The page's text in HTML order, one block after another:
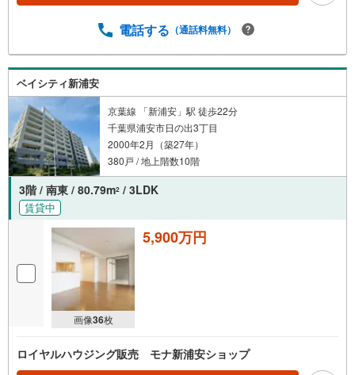
電話する （通話料無料）
ベイシティ新浦安
京葉線 「新浦安」駅 徒歩22分
千葉県浦安市日の出3丁目
2000年2月（築27年）
380戸 / 地上階数10階
3階 / 南東 / 80.79m2 / 3LDK
賃貸中
画像36枚
5,900万円
ロイヤルハウジング販売 モナ新浦安ショップ